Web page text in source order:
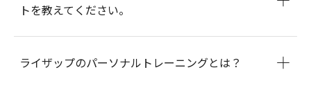
トを教えてください。
ライザップのパーソナルトレーニングとは？